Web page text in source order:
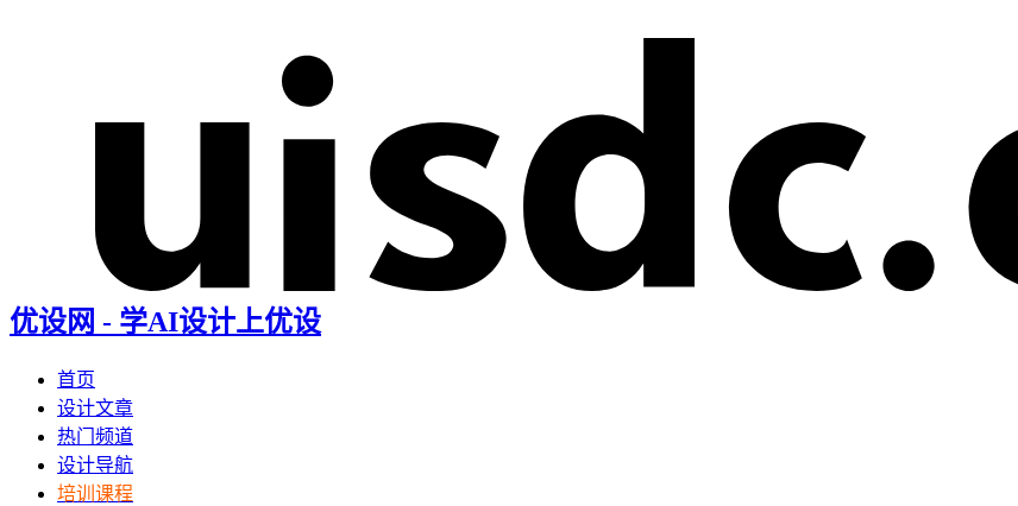
优设网 - 学AI设计上优设
首页
设计文章
热门频道
设计导航
培训课程